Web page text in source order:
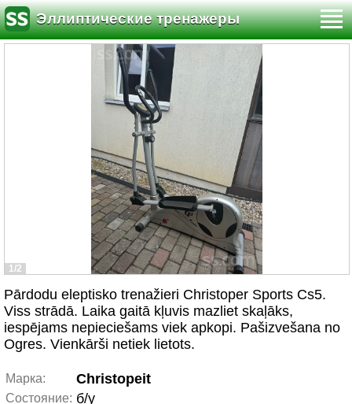
Эллиптические тренажеры
1/2
Pārdodu eleptisko trenažieri Christoper Sports Cs5.
Viss strādā. Laika gaitā kļuvis mazliet skaļāks,
iespējams nepieciešams viek apkopi. Pašizvešana no
Ogres. Vienkārši netiek lietots.
Марка: Christopeit
Состояние: б/у